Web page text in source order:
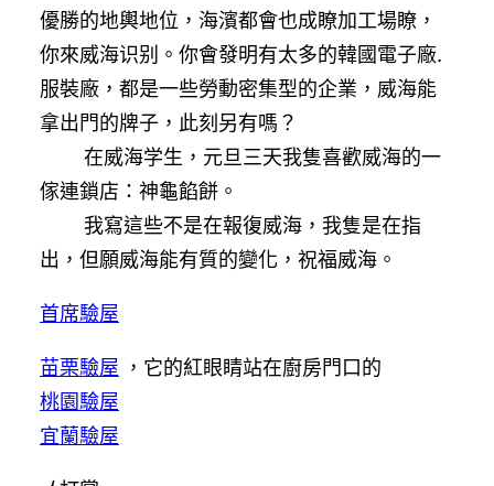
優勝的地輿地位，海濱都會也成瞭加工場瞭，
你來威海识别。你會發明有太多的韓國電子廠.
服裝廠，都是一些勞動密集型的企業，威海能
拿出門的牌子，此刻另有嗎？
在威海学生，元旦三天我隻喜歡威海的一
傢連鎖店：神龜餡餅。
我寫這些不是在報復威海，我隻是在指
出，但願威海能有質的變化，祝福威海。
首席驗屋
苗栗驗屋 ，它的紅眼睛站在廚房門口的
桃園驗屋
宜蘭驗屋